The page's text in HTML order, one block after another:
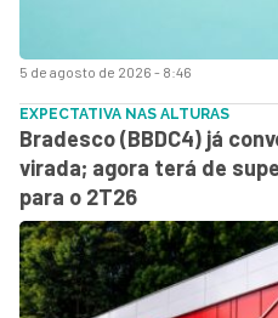
5 de agosto de 2026 - 8:46
EXPECTATIVA NAS ALTURAS
Bradesco (BBDC4) já
virada; agora terá de
para o 2T26